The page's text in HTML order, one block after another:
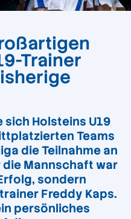
Trainer
Holsteins U19
Teams
die Teilnahme an
die Mannschaft war
sondern
Freddy Kaps.
persönliches